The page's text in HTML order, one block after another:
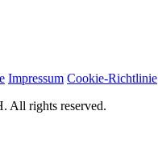
Impressum Cookie-Richtlinie
All rights reserved.